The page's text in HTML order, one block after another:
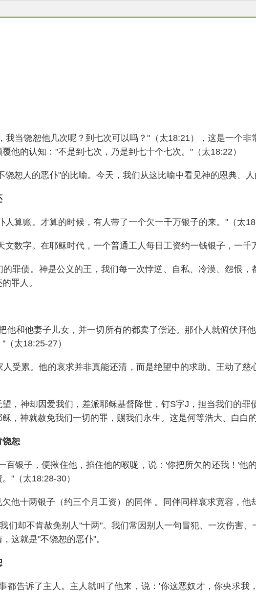
我当饶恕他几次呢？到七次可以吗？"（太18:21），这是一个
他的认知："不是到七次，乃是到七十个七次。"（太18:22）
恕人的恶仆"的比喻。今天，我们从这比喻中看见神的恩典、人
算账。才算的时候，有人带了一个欠一千万银子的来。"（太
数字。在耶稣时代，一个普通工人每日工资约一钱银子，一千
罪债。神是公义的王，我们每一次悖逆、自私、冷漠、怨恨
罪人。
他和他妻子儿女，并一切所有的都卖了偿还。那仆人就俯伏拜
太18:25-27）
受累。他的哀求并非真能还清，而是绝望中的求助。王动了
，神却因爱我们，差派耶稣基督降世，钉S字J，担当我们的
，神就赦免我们一切的罪，赐我们永生。这是何等浩大、白白的
饶恕
百银子，便揪住他，掐住他的喉咙，说：'你把所欠的还我！'他
"（太18:28-30）
他十两银子（约三个月工资）的同伴 。同伴同样哀求宽容，他
们却不肯赦免别人"十两"。我们常因别人一句冒犯、一次伤害
这就是"不饶恕的恶仆"。
都告诉了主人。主人就叫了他来，说：'你这恶奴才，你央求